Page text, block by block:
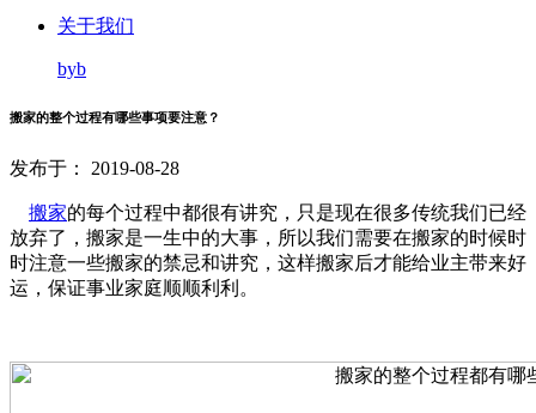
关于我们
byb
搬家的整个过程有哪些事项要注意？
发布于： 2019-08-28
搬家的每个过程中都很有讲究，只是现在很多传统我们已经
放弃了，搬家是一生中的大事，所以我们需要在搬家的时候时
时注意一些搬家的禁忌和讲究，这样搬家后才能给业主带来好
运，保证事业家庭顺顺利利。